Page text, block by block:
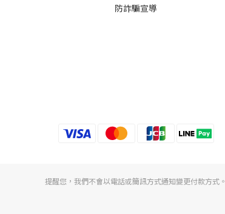
防詐騙宣導
提醒您，我們不會以電話或簡訊方式通知變更付款方式。